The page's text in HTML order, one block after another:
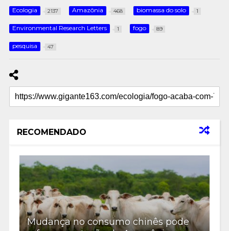
Ecologia 2137 Amazônia 468 biomassa do solo 1
Environmental Research Letters 1 fogo 89
pesquisa 47
RECOMENDADO
Mudança no consumo chinês pode